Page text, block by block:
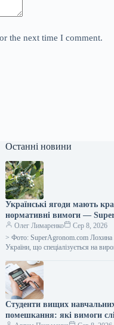
the next time I comment.
Останні новини
Українські ягоди мають
нормативні вимоги —
Олег Лимаренко
Сер 8, 2026
> Фото: SuperAgronom.com Лохина
України, що спеціалізується на
Студенти вищих
помешкання: які вимоги